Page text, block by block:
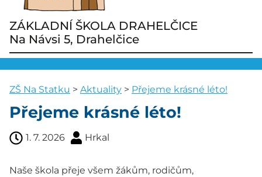
ZÁKLADNÍ ŠKOLA DRAHELČICE
Na Návsi 5, Drahelčice
ZŠ Na Statku > Aktuality > Přejeme krásné léto!
Přejeme krásné léto!
1. 7. 2026 Hrkal
Naše škola přeje všem žákům, rodičům,